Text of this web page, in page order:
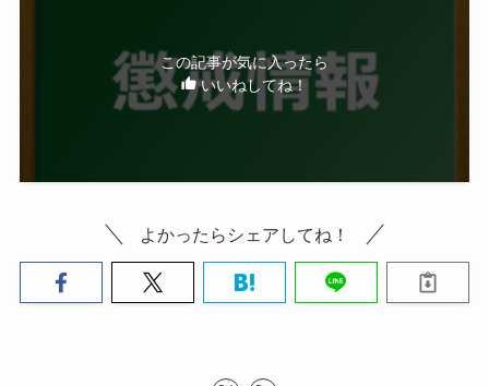
この記事が気に入ったら
いいねしてね！
よかったらシェアしてね！